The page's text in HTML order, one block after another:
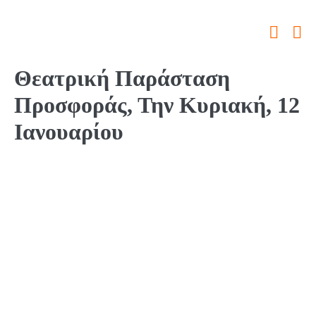
Θεατρική Παράσταση
Προσφοράς, Την Κυριακή, 12
Ιανουαρίου